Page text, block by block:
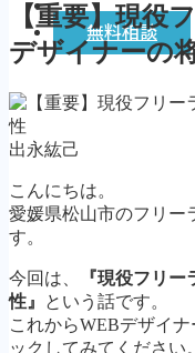
インスパイアラボ
無料相談
MENU
トップページ
プロフィール
インスパイアラボ
無料相談
【重要】現役
デザイナーの
出永紘己
こんにちは。
愛媛県松山市のフリー
す。
今回は、
『現役フリ
性』
という話です。
これからWEBデザイ
ックしてみてください。